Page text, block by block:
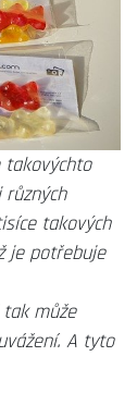
takových
je potřebuje
může
A tyto